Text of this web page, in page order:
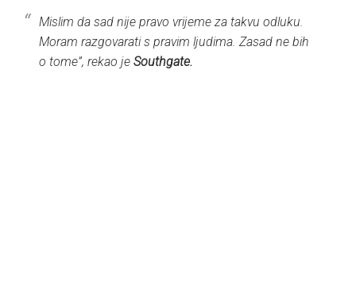
Mislim da sad nije pravo vrijeme za takvu odluku.
Moram razgovarati s pravim ljudima. Zasad ne bih
o tome”, rekao jeSouthgate.